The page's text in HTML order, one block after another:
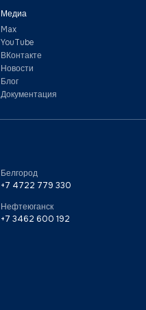
Медиа
Max
YouTube
ВКонтакте
Новости
Блог
Документация
Белгород
+7 4722 779 330
Нефтеюганск
+7 3462 600 192